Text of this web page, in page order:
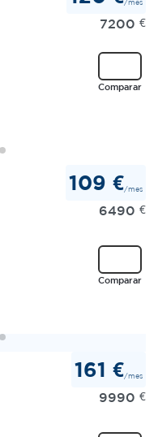
/mes
7200 €
Comparar
109 €/mes
6490 €
Comparar
161 €/mes
9990 €